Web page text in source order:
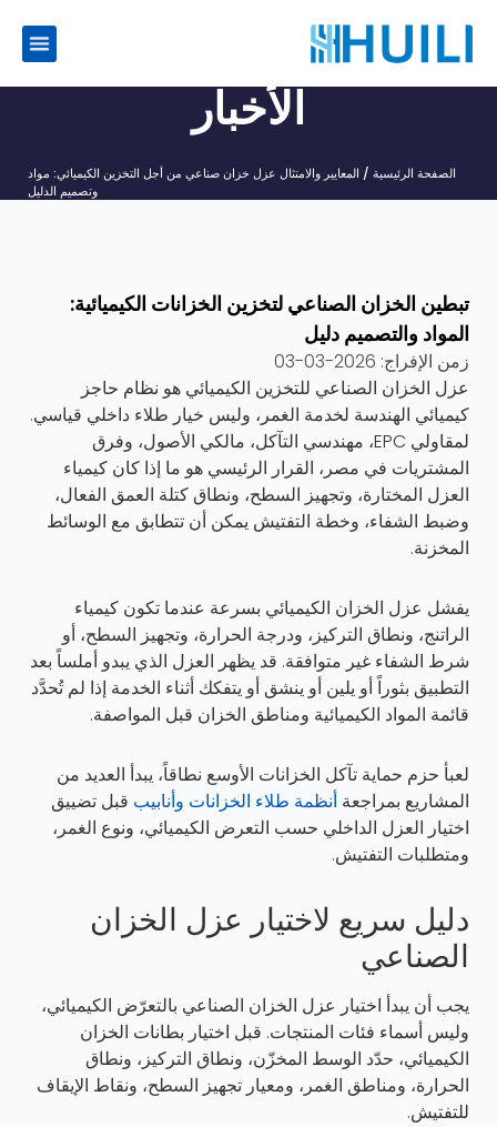
الأخبار
الصفحة الرئيسية / المعايير والامتثال عزل خزان صناعي من أجل التخزين الكيميائي: مواد
وتصميم الدليل
تبطين الخزان الصناعي لتخزين الخزانات الكيميائية:
المواد والتصميم دليل
زمن الإفراج: 2026-03-03
عزل الخزان الصناعي للتخزين الكيميائي هو نظام حاجز
كيميائي الهندسة لخدمة الغمر، وليس خيار طلاء داخلي قياسي.
لمقاولي EPC، مهندسي التآكل، مالكي الأصول، وفرق
المشتريات في مصر، القرار الرئيسي هو ما إذا كان كيمياء
العزل المختارة، وتجهيز السطح، ونطاق كتلة العمق الفعال،
وضبط الشفاء، وخطة التفتيش يمكن أن تتطابق مع الوسائط
المخزنة.
يفشل عزل الخزان الكيميائي بسرعة عندما تكون كيمياء
الراتنج، ونطاق التركيز، ودرجة الحرارة، وتجهيز السطح، أو
شرط الشفاء غير متوافقة. قد يظهر العزل الذي يبدو أملساً بعد
التطبيق بثوراً أو يلين أو ينشق أو يتفكك أثناء الخدمة إذا لم تُحدَّد
قائمة المواد الكيميائية ومناطق الخزان قبل المواصفة.
لعبأ حزم حماية تآكل الخزانات الأوسع نطاقاً، يبدأ العديد من
المشاريع بمراجعة أنظمة طلاء الخزانات وأنابيب قبل تضييق
اختيار العزل الداخلي حسب التعرض الكيميائي، ونوع الغمر،
ومتطلبات التفتيش.
دليل سريع لاختيار عزل الخزان
الصناعي
يجب أن يبدأ اختيار عزل الخزان الصناعي بالتعرّض الكيميائي،
وليس أسماء فئات المنتجات. قبل اختيار بطانات الخزان
الكيميائي، حدّد الوسط المخزّن، ونطاق التركيز، ونطاق
الحرارة، ومناطق الغمر، ومعيار تجهيز السطح، ونقاط الإيقاف
للتفتيش.